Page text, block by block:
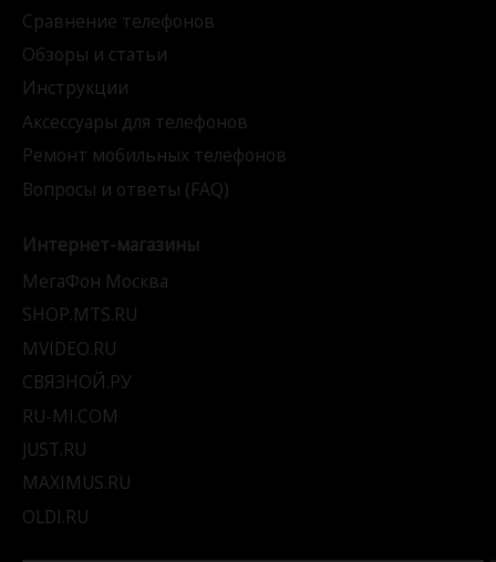
Сравнение телефонов
Обзоры и статьи
Инструкции
Аксессуары для телефонов
Ремонт мобильных телефонов
Вопросы и ответы (FAQ)
Интернет-магазины
МегаФон Москва
SHOP.MTS.RU
MVIDEO.RU
СВЯЗНОЙ.РУ
RU-MI.COM
JUST.RU
MAXIMUS.RU
OLDI.RU